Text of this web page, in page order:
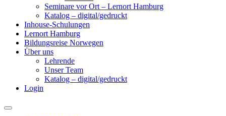
Seminare vor Ort – Lernort Hamburg
Katalog – digital/gedruckt
Inhouse-Schulungen
Lernort Hamburg
Bildungsreise Norwegen
Über uns
Lehrende
Unser Team
Katalog – digital/gedruckt
Login